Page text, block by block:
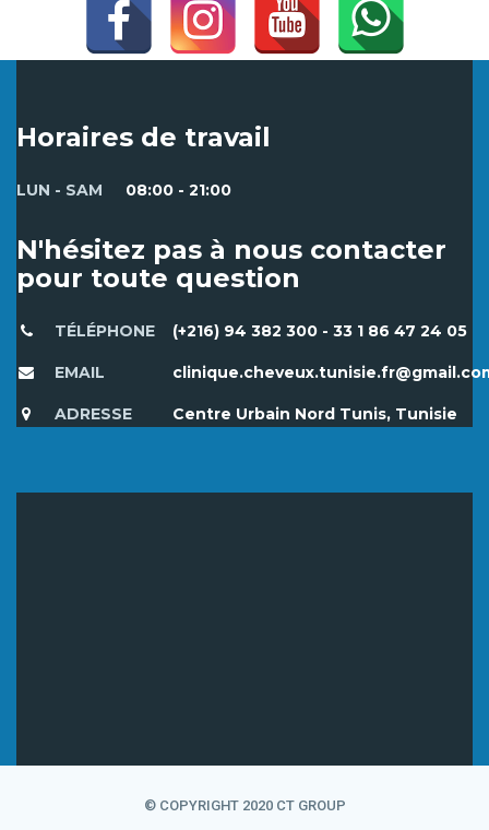
Horaires de travail
LUN - SAM 08:00 - 21:00
N'hésitez pas à nous contacter
pour toute question
TÉLÉPHONE (+216) 94 382 300 - 33 1 86 47 24 05
EMAIL
ADRESSE Centre Urbain Nord Tunis, Tunisie
© COPYRIGHT 2020 CT GROUP